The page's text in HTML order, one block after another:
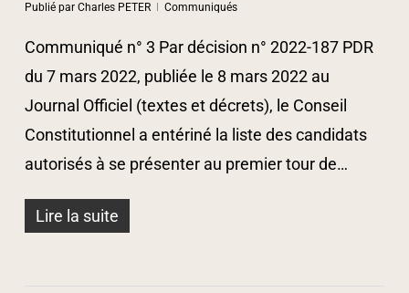
Publié par Charles PETER Communiqués
Communiqué n° 3 Par décision n° 2022-187 PDR
du 7 mars 2022, publiée le 8 mars 2022 au
Journal Officiel (textes et décrets), le Conseil
Constitutionnel a entériné la liste des candidats
autorisés à se présenter au premier tour de…
Lire la suite